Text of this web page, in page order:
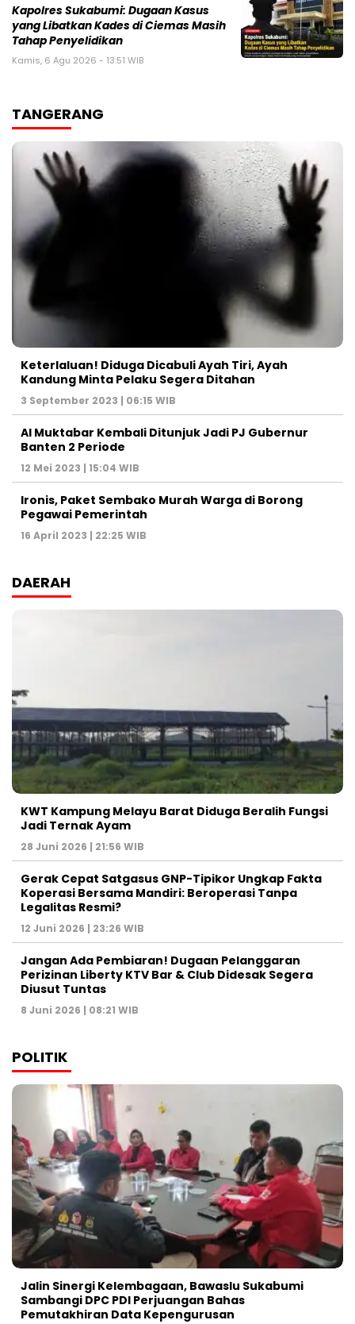
Kapolres Sukabumi: Dugaan Kasus
yang Libatkan Kades di Ciemas Masih
Tahap Penyelidikan
Kamis, 6 Agu 2026 - 13:51 WIB
TANGERANG
Keterlaluan! Diduga Dicabuli Ayah Tiri, Ayah
Kandung Minta Pelaku Segera Ditahan
3 September 2023 | 06:15 WIB
Al Muktabar Kembali Ditunjuk Jadi PJ Gubernur
Banten 2 Periode
12 Mei 2023 | 15:04 WIB
Ironis, Paket Sembako Murah Warga di Borong
Pegawai Pemerintah
16 April 2023 | 22:25 WIB
DAERAH
KWT Kampung Melayu Barat Diduga Beralih Fungsi
Jadi Ternak Ayam
28 Juni 2026 | 21:56 WIB
Gerak Cepat Satgasus GNP-Tipikor Ungkap Fakta
Koperasi Bersama Mandiri: Beroperasi Tanpa
Legalitas Resmi?
12 Juni 2026 | 23:26 WIB
Jangan Ada Pembiaran! Dugaan Pelanggaran
Perizinan Liberty KTV Bar & Club Didesak Segera
Diusut Tuntas
8 Juni 2026 | 08:21 WIB
POLITIK
Jalin Sinergi Kelembagaan, Bawaslu Sukabumi
Sambangi DPC PDI Perjuangan Bahas
Pemutakhiran Data Kepengurusan